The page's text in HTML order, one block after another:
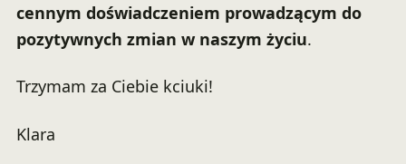
cennym doświadczeniem prowadzącym do
pozytywnych zmian w naszym życiu.
Trzymam za Ciebie kciuki!
Klara